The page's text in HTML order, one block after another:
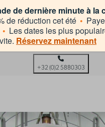
de dernière minute à la
de réduction cet été •
• Les dates les plus
Réservez maintenant
+32 (0)2 5880303